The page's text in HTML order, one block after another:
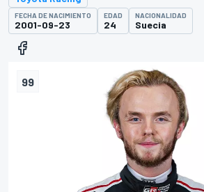
99
FECHA DE NACIMIENTO
2001-09-23
EDAD
24
NACIONALIDAD
Suecia